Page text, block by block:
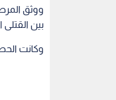
بين القتلى المدنيين
وكانت الحصيلة الأخيرة